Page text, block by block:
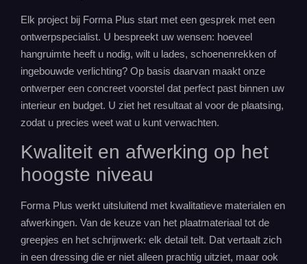
Elk project bij Forma Plus start met een gesprek met een
ontwerpspecialist. U bespreekt uw wensen: hoeveel
hangruimte heeft u nodig, wilt u lades, schoenenrekken of
ingebouwde verlichting? Op basis daarvan maakt onze
ontwerper een concreet voorstel dat perfect past binnen uw
interieur en budget. U ziet het resultaat al voor de plaatsing,
zodat u precies weet wat u kunt verwachten.
Kwaliteit en afwerking op het
hoogste niveau
Forma Plus werkt uitsluitend met kwalitatieve materialen en
afwerkingen. Van de keuze van het plaatmateriaal tot de
greepjes en het schrijnwerk: elk detail telt. Dat vertaalt zich
in een dressing die er niet alleen prachtig uitziet, maar ook